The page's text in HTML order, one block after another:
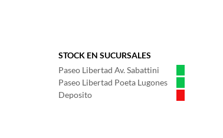
STOCK EN SUCURSALES
Paseo Libertad Av. Sabattini
Paseo Libertad Poeta Lugones
Deposito